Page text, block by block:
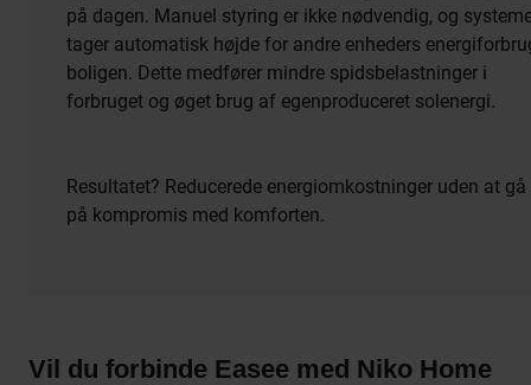
på dagen. Manuel styring er ikke nødvendig, og
tager automatisk højde for andre enheders
boligen. Dette medfører mindre spidsbelastninger i
forbruget og øget brug af egenproduceret solenergi.
Resultatet? Reducerede energiomkostninger uden at gå
på kompromis med komforten.
Vil du forbinde Easee med Niko Home